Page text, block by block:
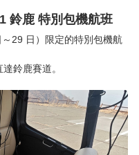
鈴鹿 特別包機航班
29 日）限定的特別包機航
鈴鹿賽道。